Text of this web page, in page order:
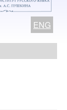
ENG